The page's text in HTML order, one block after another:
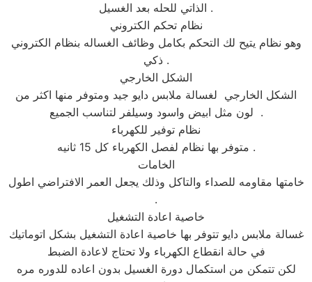
الذاتي للحله بعد الغسيل .
نظام تحكم الكتروني
وهو نظام يتيح لك التحكم بكامل وظائف الغساله بنظام الكتروني
ذكي .
الشكل الخارجي
الشكل الخارجي لغسالة ملابس دايو جيد ومتوفر منها اكثر من
لون مثل ابيض واسود وسيلفر لتناسب الجميع .
نظام توفير للكهرباء
متوفر بها نظام لفصل الكهرباء كل 15 ثانيه .
الخامات
خامتها مقاومه للصداء والتاكل وذلك يجعل العمر الافتراضي اطول
.
خاصية اعادة التشغيل
غسالة ملابس دايو تتوفر بها خاصية اعادة التشغيل بشكل اتوماتيك
في حالة انقطاع الكهرباء ولا تحتاج لاعادة الضبط
لكن تتمكن من استكمال دورة الغسيل بدون اعاده للدوره مره